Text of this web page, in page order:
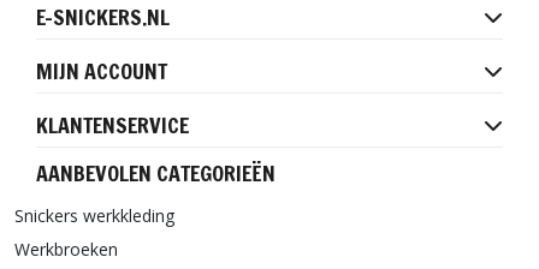
E-SNICKERS.NL
MIJN ACCOUNT
KLANTENSERVICE
AANBEVOLEN CATEGORIEËN
Snickers werkkleding
Werkbroeken